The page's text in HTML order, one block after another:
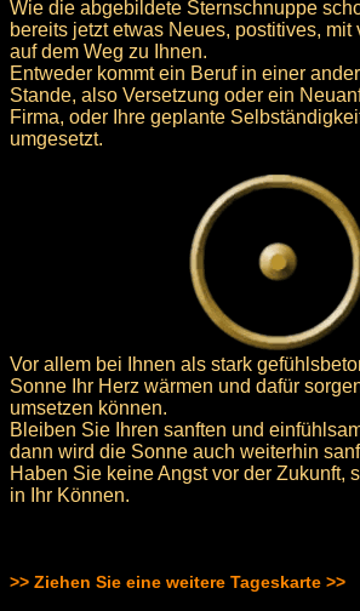
Wie die abgebildete Sternschnuppe
bereits jetzt etwas Neues, postitives,
auf dem Weg zu Ihnen.
Entweder kommt ein Beruf in einer
Stande, also Versetzung oder ein
Firma, oder Ihre geplante
umgesetzt.
Vor allem bei Ihnen als stark
Sonne Ihr Herz wärmen und dafür
umsetzen können.
Bleiben Sie Ihren sanften und
dann wird die Sonne auch weiterhin
Haben Sie keine Angst vor der Zukunft,
in Ihr Können.
>> Ziehen Sie eine weitere Tageskarte >>